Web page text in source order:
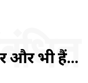
और भी हैं...